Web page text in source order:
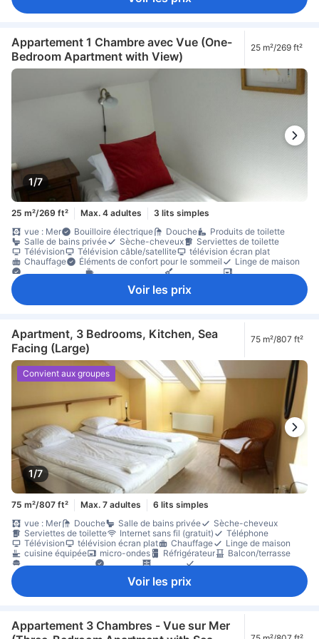
Non-fumeur
Appartement 1 Chambre avec Vue (One-
Bedroom Apartment with View)
25 m²/269 ft²
1/7
25 m²/269 ft² Max. 4 adultes
3 lits simples
vue : Mer
Bouilloire électrique Douche
Produits de toilette
Salle de bains privée
Sèche-cheveux
Serviettes de toilette
Télévision
Télévision câble/satellite
télévision écran plat
Chauffage
Éléments de confort pour le sommeil
Linge de maison
Prise près du lit
cafetière/théière
parquet Poubelles
Voir les prix
Apartment, 3 Bedrooms, Kitchen, Sea
Facing (Large)
75 m²/807 ft²
1/7
Convient aux groupes
75 m²/807 ft² Max. 7 adultes
6 lits simples
vue : Mer
Douche Salle de bains privée
Sèche-cheveux
Serviettes de toilette
Internet sans fil (gratuit)
Téléphone
Télévision
télévision écran plat Chauffage
Linge de maison
cuisine équipée
micro-ondes Réfrigérateur
Balcon/terrasse
coin repas séparé
Portant pour vêtements
Voir les prix
Appartement 3 Chambres - Vue sur Mer